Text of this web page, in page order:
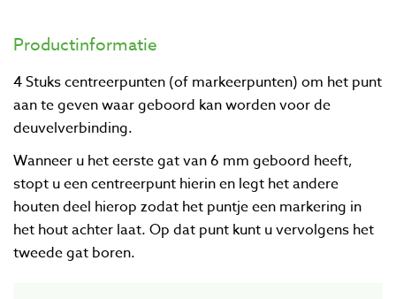
Productinformatie
4 Stuks centreerpunten (of markeerpunten) om het punt
aan te geven waar geboord kan worden voor de
deuvelverbinding.
Wanneer u het eerste gat van 6 mm geboord heeft,
stopt u een centreerpunt hierin en legt het andere
houten deel hierop zodat het puntje een markering in
het hout achter laat. Op dat punt kunt u vervolgens het
tweede gat boren.